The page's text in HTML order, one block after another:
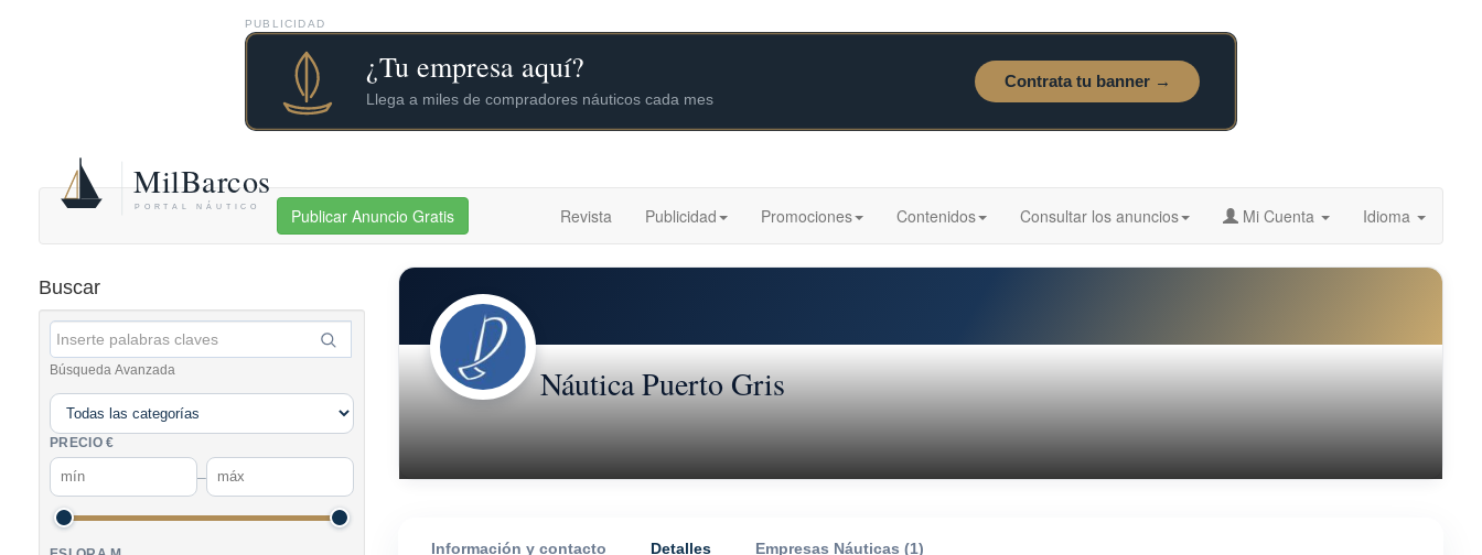
PUBLICIDAD
Publicar Anuncio Gratis Revista Publicidad Promociones Contenidos Consultar los anuncios Mi Cuenta Idioma
Buscar
Búsqueda Avanzada
PRECIO €
–
Náutica Puerto Gris
Información y contacto Detalles Empresas Náuticas (1)